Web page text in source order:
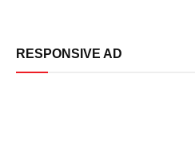
RESPONSIVE AD